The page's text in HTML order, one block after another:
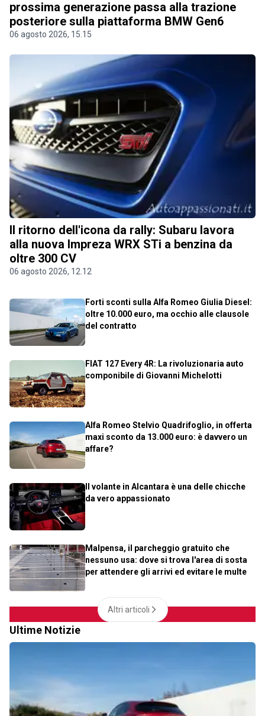
prossima generazione passa alla trazione
posteriore sulla piattaforma BMW Gen6
06 agosto 2026, 15.15
Il ritorno dell'icona da rally: Subaru lavora
alla nuova Impreza WRX STi a benzina da
oltre 300 CV
06 agosto 2026, 12.12
Forti sconti sulla Alfa Romeo Giulia Diesel:
oltre 10.000 euro, ma occhio alle clausole
del contratto
FIAT 127 Every 4R: La rivoluzionaria auto
componibile di Giovanni Michelotti
Alfa Romeo Stelvio Quadrifoglio, in offerta
maxi sconto da 13.000 euro: è davvero un
affare?
Il volante in Alcantara è una delle chicche
da vero appassionato
Malpensa, il parcheggio gratuito che
nessuno usa: dove si trova l'area di sosta
per attendere gli arrivi ed evitare le multe
Altri articoli
Ultime Notizie